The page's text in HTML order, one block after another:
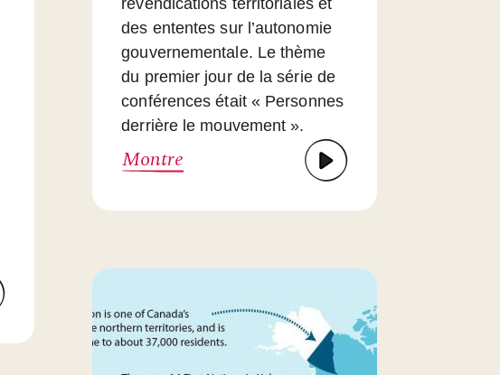
revendications territoriales et
des ententes sur l’autonomie
gouvernementale. Le thème
du premier jour de la série de
conférences était « Personnes
derrière le mouvement ».
Montre